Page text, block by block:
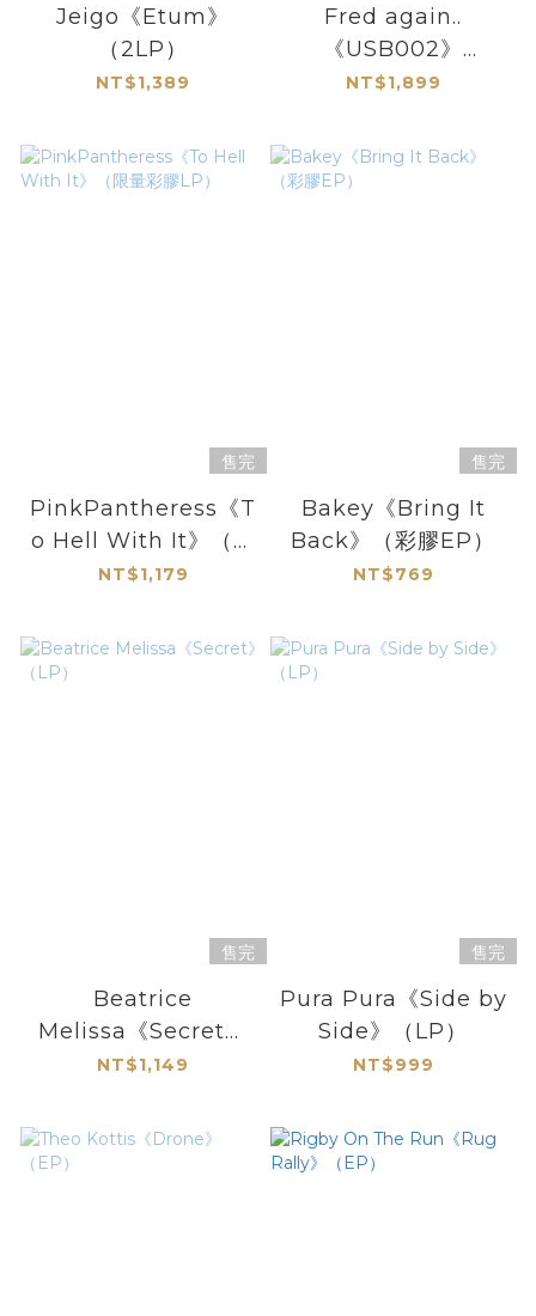
Jeigo《Etum》
（2LP）
NT$1,389
Fred again..
《USB002》
（2LP）
NT$1,899
售完
PinkPantheress《T
o Hell With It》（限
量彩膠LP）
NT$1,179
售完
Bakey《Bring It
Back》（彩膠EP）
NT$769
售完
Beatrice
Melissa《Secret》
（LP）
NT$1,149
售完
Pura Pura《Side by
Side》（LP）
NT$999